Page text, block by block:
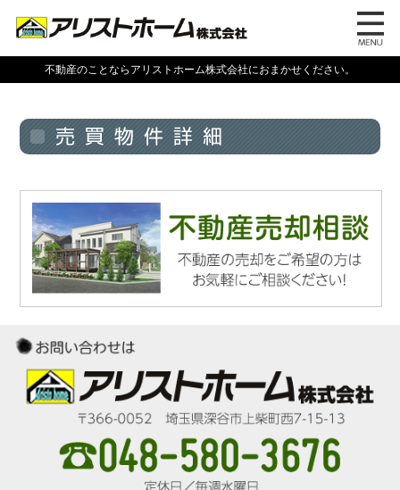
不動産のことならアリストホーム株式会社におまかせください。